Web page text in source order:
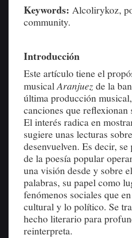
Keywords: Alcolirykoz,
community.
Introducción
Este artículo tiene el
musicalAranjuezde la
última producción
canciones que
El interés radica en
sugiere unas lecturas
desenvuelven. Es decir,
de la poesía popular
una visión desde y sobre
palabras, su papel como
fenómenos sociales que
cultural y lo político. Se
hecho literario para
reinterpreta.